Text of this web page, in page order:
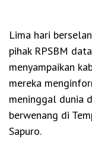
Lima hari
pihak RPSBM
menyampaikan
mereka
meninggal dunia
berwenang di
Sapuro.